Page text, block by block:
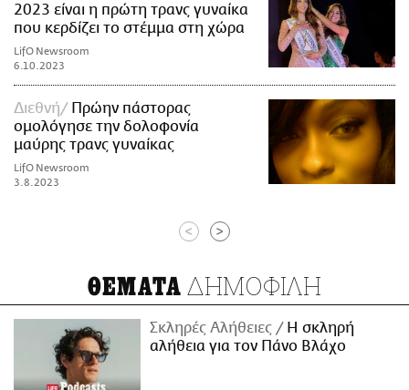
2023 είναι η πρώτη τρανς γυναίκα
που κερδίζει το στέμμα στη χώρα
LifO Newsroom
6.10.2023
Διεθνή
Πρώην πάστορας
ομολόγησε την δολοφονία
μαύρης τρανς γυναίκας
LifO Newsroom
3.8.2023
< >
ΘΕΜΑΤΑ ΔΗΜΟΦΙΛΗ
Σκληρές Αλήθειες
H σκληρή
αλήθεια για τον Πάνο Βλάχο